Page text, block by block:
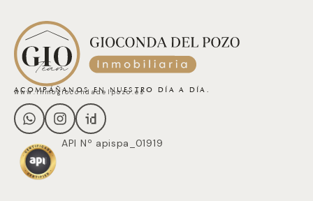
ACOMPÁÑANOS EN NUESTRO DÍA A DÍA.
www.inmogiocondadelpozo.es
API Nº apispa_01919